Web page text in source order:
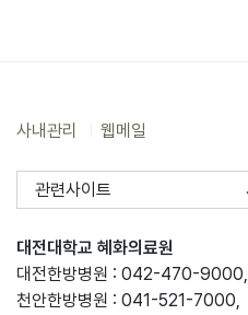
사내관리 웹메일
관련사이트
대전대학교 혜화의료원
대전한방병원 : 042-470-9000,
천안한방병원 : 041-521-7000,